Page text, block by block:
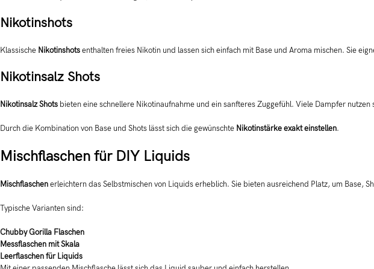
Nikotinshots
Klassische Nikotinshotsenthalten freies Nikotin und lassen sich einfach mit Base und Aroma mischen. Sie
Nikotinsalz Shots
Nikotinsalz Shots bieten eine schnellere Nikotinaufnahme und ein sanfteres Zuggefühl. Viele Dampfer nutzen
Durch die Kombination von Base und Shots lässt sich die gewünschte Nikotinstärke exakt einstellen.
Mischflaschen für DIY Liquids
Mischflaschenerleichtern das Selbstmischen von Liquids erheblich. Sie bieten ausreichend Platz, um Base,
Typische Varianten sind:
Chubby Gorilla Flaschen
Messflaschen mit Skala
Leerflaschen für Liquids